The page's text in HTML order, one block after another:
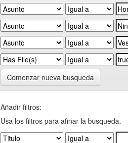
Comenzar nueva busqueda
Añadir filtros:
Usa los filtros para afinar la busqueda.